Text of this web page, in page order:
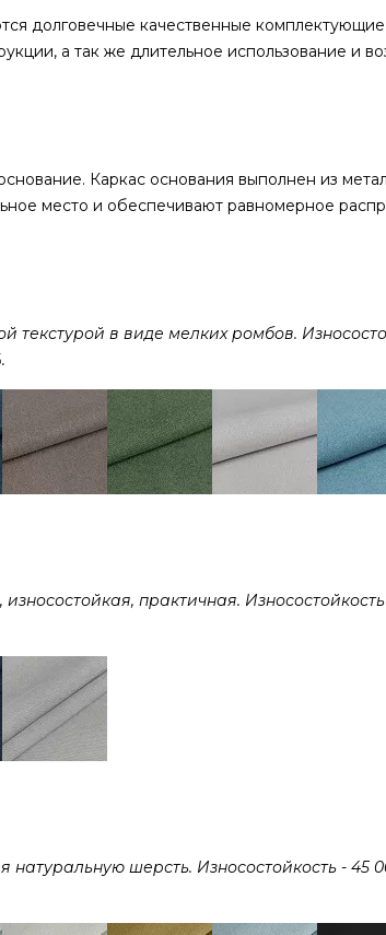
долговечные качественные
а так же длительное использование и
Каркас основания выполнен из
место и обеспечивают равномерное
текстурой в виде мелких ромбов.
практичная.
шерсть. Износостойкость - 45